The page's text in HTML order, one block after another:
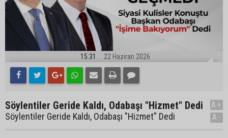
15:31 22 Haziran 2026
Söylentiler Geride Kaldı, Odabaşı "Hizmet" Dedi
Söylentiler Geride Kaldı, Odabaşı "Hizmet" Dedi
A+
A-